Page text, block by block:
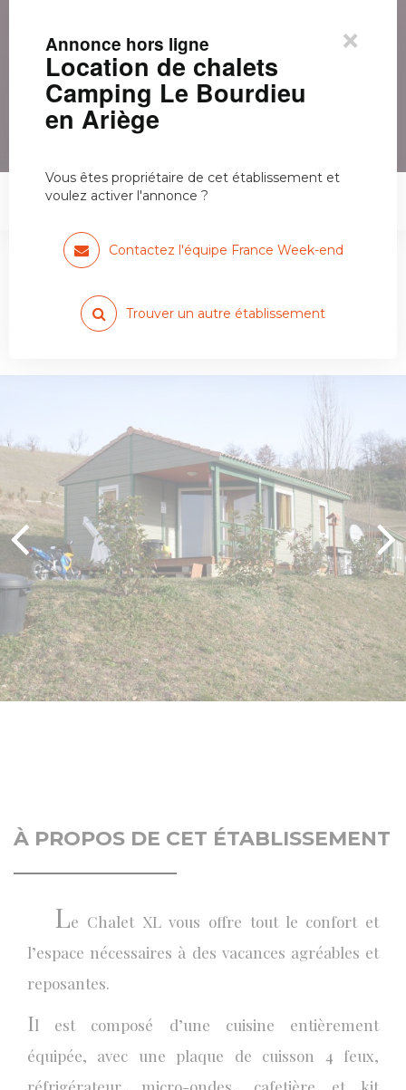
Location de chalets Camping Le…
À PROPOS DE CET ÉTABLISSEMENT
Le Chalet XL vous offre tout le confort et
l’espace nécessaires à des vacances agréables et
reposantes.
Il est composé d’une cuisine entièrement
équipée, avec une plaque de cuisson 4 feux,
réfrigérateur, micro-ondes, cafetière et kit
Annonce hors ligne
Location de chalets
Camping Le Bourdieu
en Ariège
×
Vous êtes propriétaire de cet établissement et
voulez activer l'annonce ?
Contactez l'équipe France Week-end
Trouver un autre établissement